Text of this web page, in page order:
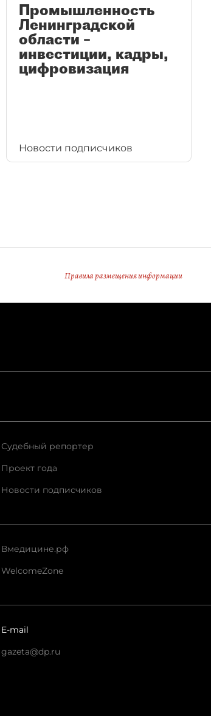
Промышленность
Ленинградской
области –
инвестиции, кадры,
цифровизация
Новости подписчиков
Правила размещения информации
Судебный репортер
Проект года
Новости подписчиков
Вмедицине.рф
WelcomeZone
E-mail
gazeta@dp.ru